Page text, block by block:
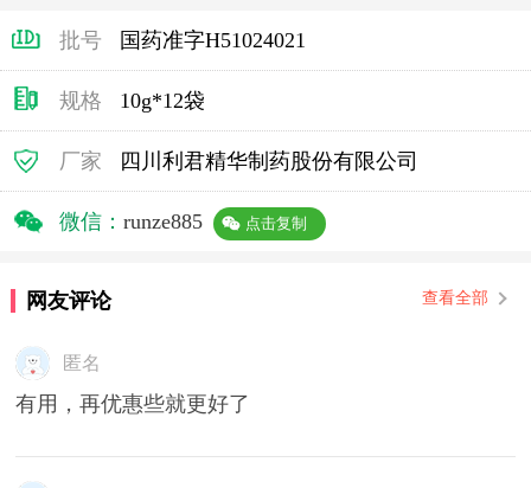
批号 国药准字H51024021
规格 10g*12袋
厂家 四川利君精华制药股份有限公司
微信： runze885 点击复制
网友评论 查看全部
匿名
有用，再优惠些就更好了